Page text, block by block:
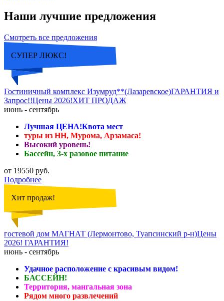
Наши лучшие предложения
Смотреть все предложения
СУПЕР ЛЮКС!
Гостиничный комплекс Изумруд**(Лазаревское)ГАРАНТИЯ и
Запрос!!Цены 2026!ХИТ ПРОДАЖ
июнь - сентябрь
Лучшая ЦЕНА!Квота мест
туры из НН, Мурома, Арзамаса!
Высокий уровень!
Бассейн, 3-х разовое питание
от 19550 руб.
Подробнее
Хит продаж!
гостевой дом МАГНАТ (Лермонтово, Туапсинский р-н)Цены
2026! ГАРАНТИЯ!
июнь - сентябрь
Удачное расположение с красивым видом!
БАССЕЙН!
Территория, мангальная зона
Рядом много развлечений